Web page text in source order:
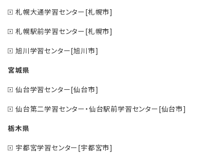
札幌大通学習センター[札幌市]
札幌駅前学習センター[札幌市]
旭川学習センター[旭川市]
宮城県
仙台学習センター[仙台市]
仙台第二学習センター・仙台駅前学習センター[仙台市]
栃木県
宇都宮学習センター[宇都宮市]